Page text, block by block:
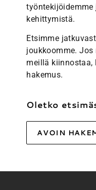
kehittymistä.
Etsimme
joukkoomme. Jos
meillä kiinnostaa,
hakemus.
Oletko
AVOIN